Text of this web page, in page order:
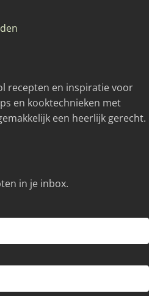
recepten en inspiratie voor
en kooktechnieken met
een heerlijk gerecht.
in je inbox.